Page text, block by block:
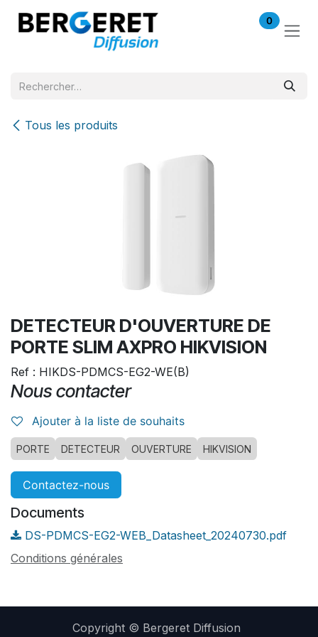
Se rendre au contenu
0
Tous les produits
DETECTEUR D'OUVERTURE DE
PORTE SLIM AXPRO HIKVISION
Ref : HIKDS-PDMCS-EG2-WE(B)
Nous contacter
Ajouter à la liste de souhaits
PORTE DETECTEUR OUVERTURE HIKVISION
Contactez-nous
Documents
DS-PDMCS-EG2-WEB_Datasheet_20240730.pdf
Conditions générales
Copyright © Bergeret Diffusion